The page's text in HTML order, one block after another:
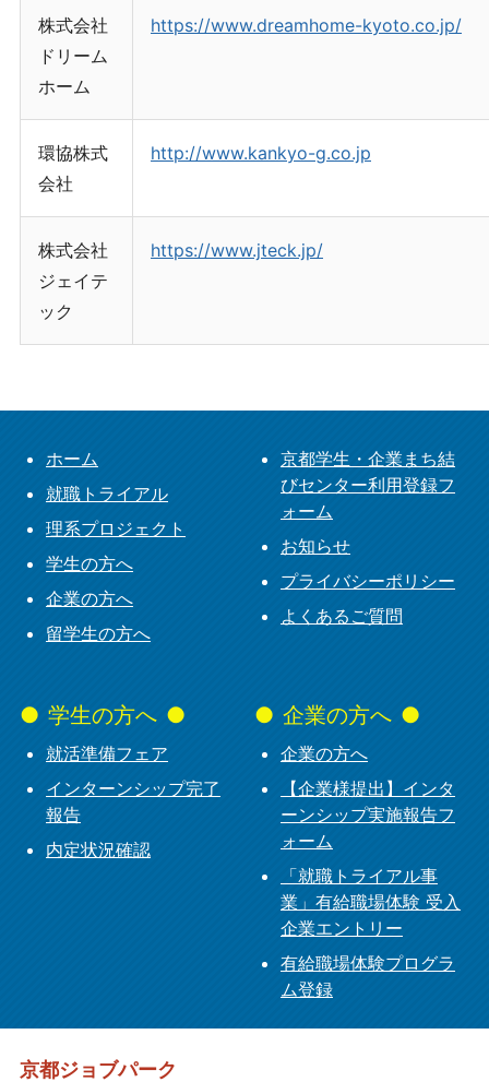
株式会社
ドリーム
ホーム
https://www.dreamhome-kyoto.co.jp/
環協株式
会社
http://www.kankyo-g.co.jp
株式会社
ジェイテ
ック
https://www.jteck.jp/
ホーム
就職トライアル
理系プロジェクト
学生の方へ
企業の方へ
留学生の方へ
京都学生・企業まち結
びセンター利用登録フ
ォーム
お知らせ
プライバシーポリシー
よくあるご質問
学生の方へ
就活準備フェア
インターンシップ完了
報告
内定状況確認
企業の方へ
企業の方へ
【企業様提出】インタ
ーンシップ実施報告フ
ォーム
「就職トライアル事
業」有給職場体験 受入
企業エントリー
有給職場体験プログラ
ム登録
京都ジョブパーク